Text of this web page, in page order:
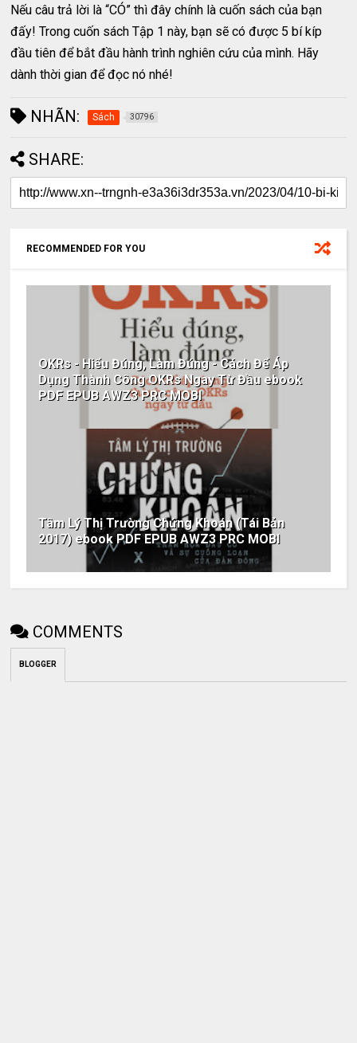
Nếu câu trả lời là “CÓ” thì đây chính là cuốn sách của bạn
đấy! Trong cuốn sách Tập 1 này, bạn sẽ có được 5 bí kíp
đầu tiên để bắt đầu hành trình nghiên cứu của mình. Hãy
dành thời gian để đọc nó nhé!
NHÃN: Sách 30796
SHARE:
RECOMMENDED FOR YOU
OKRs - Hiểu Đúng, Làm Đúng - Cách Để Áp
Dụng Thành Công OKRs Ngay Từ Đầu ebook
PDF EPUB AWZ3 PRC MOBI
Tâm Lý Thị Trường Chứng Khoán (Tái Bản
2017) ebook PDF EPUB AWZ3 PRC MOBI
COMMENTS
BLOGGER